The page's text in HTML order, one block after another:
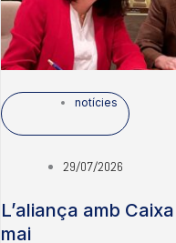
notícies
29/07/2026
L’aliança amb
mai